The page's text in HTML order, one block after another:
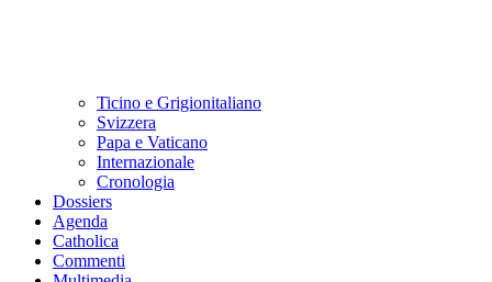
Ticino e Grigionitaliano
Svizzera
Papa e Vaticano
Internazionale
Cronologia
Dossiers
Agenda
Catholica
Commenti